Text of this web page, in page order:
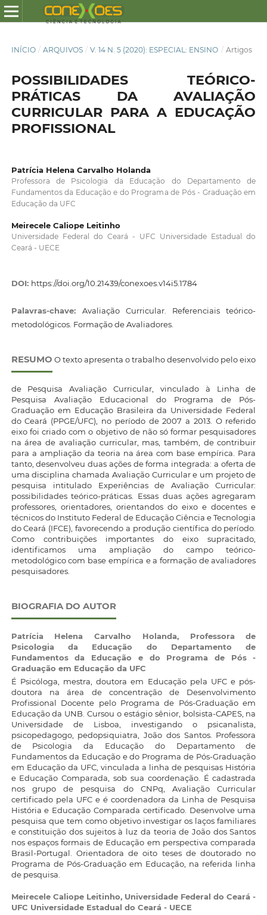
INÍCIO / ARQUIVOS / V. 14 N. 5 (2020): ESPECIAL: ENSINO / Artigos
POSSIBILIDADES TEÓRICO-
PRÁTICAS DA AVALIAÇÃO
CURRICULAR PARA A EDUCAÇÃO
PROFISSIONAL
Patrícia Helena Carvalho Holanda
Professora de Psicologia da Educação do Departamento de
Fundamentos da Educação e do Programa de Pós - Graduação em
Educação da UFC
Meirecele Caliope Leitinho
Universidade Federal do Ceará - UFC Universidade Estadual do
Ceará - UECE
DOI: https://doi.org/10.21439/conexoes.v14i5.1784
Palavras-chave: Avaliação Curricular. Referenciais teórico-
metodológicos. Formação de Avaliadores.
RESUMO O texto apresenta o trabalho desenvolvido pelo eixo
de Pesquisa Avaliação Curricular, vinculado à Linha de
Pesquisa Avaliação Educacional do Programa de Pós-
Graduação em Educação Brasileira da Universidade Federal
do Ceará (PPGE/UFC), no período de 2007 a 2013. O referido
eixo foi criado com o objetivo de não só formar pesquisadores
na área de avaliação curricular, mas, também, de contribuir
para a ampliação da teoria na área com base empírica. Para
tanto, desenvolveu duas ações de forma integrada: a oferta de
uma disciplina chamada Avaliação Curricular e um projeto de
pesquisa intitulado Experiências de Avaliação Curricular:
possibilidades teórico-práticas. Essas duas ações agregaram
professores, orientadores, orientandos do eixo e docentes e
técnicos do Instituto Federal de Educação Ciência e Tecnologia
do Ceará (IFCE), favorecendo a produção científica do período.
Como contribuições importantes do eixo supracitado,
identificamos uma ampliação do campo teórico-
metodológico com base empírica e a formação de avaliadores
pesquisadores.
BIOGRAFIA DO AUTOR
Patrícia Helena Carvalho Holanda, Professora de
Psicologia da Educação do Departamento de
Fundamentos da Educação e do Programa de Pós -
Graduação em Educação da UFC
É Psicóloga, mestra, doutora em Educação pela UFC e pós-
doutora na área de concentração de Desenvolvimento
Profissional Docente pelo Programa de Pós-Graduação em
Educação da UNB. Cursou o estágio sênior, bolsista-CAPES, na
Universidade de Lisboa, investigando o psicanalista,
psicopedagogo, pedopsiquiatra, João dos Santos. Professora
de Psicologia da Educação do Departamento de
Fundamentos da Educação e do Programa de Pós-Graduação
em Educação da UFC, vinculada a linha de pesquisas História
e Educação Comparada, sob sua coordenação. É cadastrada
nos grupo de pesquisa do CNPq, Avaliação Curricular
certificado pela UFC e é coordenadora da Linha de Pesquisa
História e Educação Comparada certificado. Desenvolve uma
pesquisa que tem como objetivo investigar os laços familiares
e constituição dos sujeitos à luz da teoria de João dos Santos
nos espaços formais de Educação em perspectiva comparada
Brasil-Portugal. Orientadora de oito teses de doutorado no
Programa de Pós-Graduação em Educação, na referida linha
de pesquisa.
Meirecele Caliope Leitinho, Universidade Federal do Ceará -
UFC Universidade Estadual do Ceará - UECE